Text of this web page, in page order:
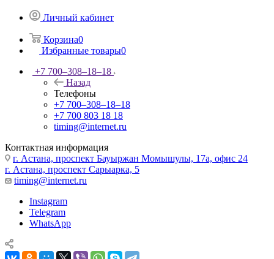
Личный кабинет
Корзина0
Избранные товары0
+7 700‒308‒18‒18
Назад
Телефоны
+7 700‒308‒18‒18
+7 700 803 18 18
timing@internet.ru
Контактная информация
г. Астана, проспект Бауыржан Момышулы, 17а, офис 24
г. Астана, проспект Сарыарка, 5
timing@internet.ru
Instagram
Telegram
WhatsApp